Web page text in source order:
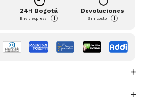
24H Bogotá
Envío express i
Devoluciones
Sin costo i